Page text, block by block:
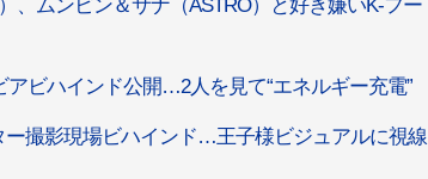
、ムンビン＆サナ（ASTRO）と好き嫌いK-フー
ビハインド公開…2人を見て“エネルギー充電”
撮影現場ビハインド…王子様ビジュアルに視線